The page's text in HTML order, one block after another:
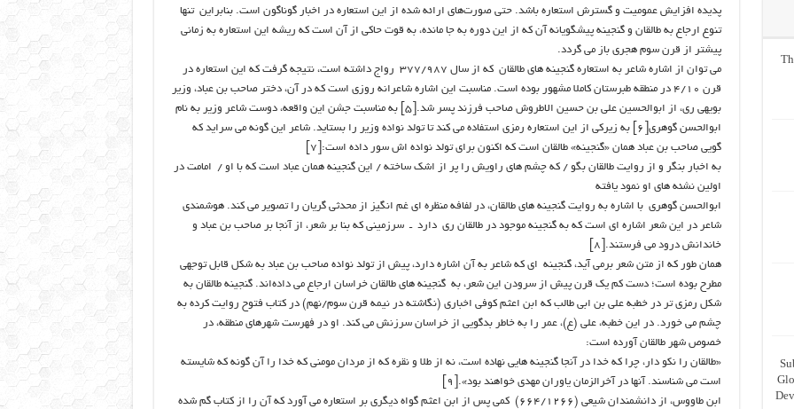
پدیده افزایش عمومیت و گسترش استعاره باشد. حتی صورت‌های ارائه شده از این استعاره در اخبار گوناگون است. بنابراین تنها
تنوع ارجاع به طالقان و گنجینه پیشگویانه آن که از این دوره به جا مانده، به قوت حاکی از آن است که ریشه این استعاره به زمانی
پیشتر از قرن سوم هجری باز می گردد.
می توان از اشاره شاعر به استعاره گنجینه های طالقان که از سال ۳۷۷/۹۸۷ رواج داشته است، نتیجه گرفت که این استعاره در
قرن ۴/۱۰ در منطقه طبرستان کاملا مشهور بوده است. مناسبت این اشاره شاعرانه روزی است که در آن، دختر صاحب بن عباد، وزیر
بویهی ری، از ابوالحسین علی بن حسین الاطروش صاحب فرزند پسر شد.[۵] به مناسبت جشن این واقعه، دوست شاعر وزیر به نام
ابوالحسن گوهری[۶] به زیرکی از این استعاره رمزی استفاده می کند تا تولد نواده وزیر را بستاید. شاعر این گونه می سراید که
گویی صاحب بن عباد همان «گنجینه» طالقان است که اکنون برای تولد نواده اش سور داده است:[۷]
به اخبار بنگر و از روایت طالقان بگو / که چشم های راویش را پر از اشک ساخته / این گنجینه همان عباد است که با او / امامت در
اولین نشئه های او نمود یافته
ابوالحسن گوهری با اشاره به روایت گنجینه های طالقان، در لفافه منظره ای غم انگیز از محدثی گریان را تصویر می کند. هوشمندی
شاعر در این شعر اشاره ای است که به گنجینه موجود در طالقان ری دارد ـ سرزمینی که بنا بر شعر، از آنجا بر صاحب بن عباد و
خاندانش درود می فرستند.[۸]
همان طور که از متن شعر برمی آید، گنجینه ای که شاعر به آن اشاره دارد، پیش از تولد نواده صاحب بن عباد به شکل قابل توجهی
مطرح بوده است؛ دست کم یک قرن پیش از سرودن این شعر، به گنجینه های طالقان خراسان ارجاع می داده‌اند. گنجینه طالقان به
شکل رمزی تر در خطبه علی بن ابی طالب که ابن اعثم کوفی اخباری (نگاشته در نیمه قرن سوم/نهم) در کتاب فتوح روایت کرده به
چشم می خورد. در این خطبه، علی (ع)، عمر را به خاطر بدگویی از خراسان سرزنش می کند. او در فهرست شهرهای منطقه، در
خصوص شهر طالقان آورده است:
«طالقان را نکو دار، چرا که خدا در آنجا گنجینه هایی نهاده است، نه از طلا و نقره که از مردان مومنی که خدا را آن گونه که شایسته
است می شناسند. آنها در آخرالزمان یاوران مهدی خواهند بود».[۹]
ابن طاووس، از دانشمندان شیعی (۶۶۴/۱۲۶۶) کمی پس از ابن اعثم گواه دیگری بر استعاره می آورد که آن را از کتاب گم شده